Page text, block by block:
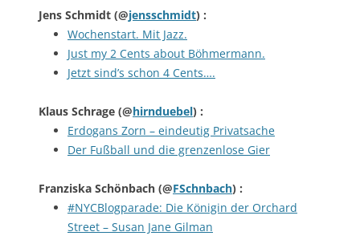
Jens Schmidt (@jensschmidt) :
Wochenstart. Mit Jazz.
Just my 2 Cents about Böhmermann.
Jetzt sind’s schon 4 Cents….
Klaus Schrage (@hirnduebel) :
Erdogans Zorn – eindeutig Privatsache
Der Fußball und die grenzenlose Gier
Franziska Schönbach (@FSchnbach) :
#NYCBlogparade: Die Königin der Orchard
Street – Susan Jane Gilman